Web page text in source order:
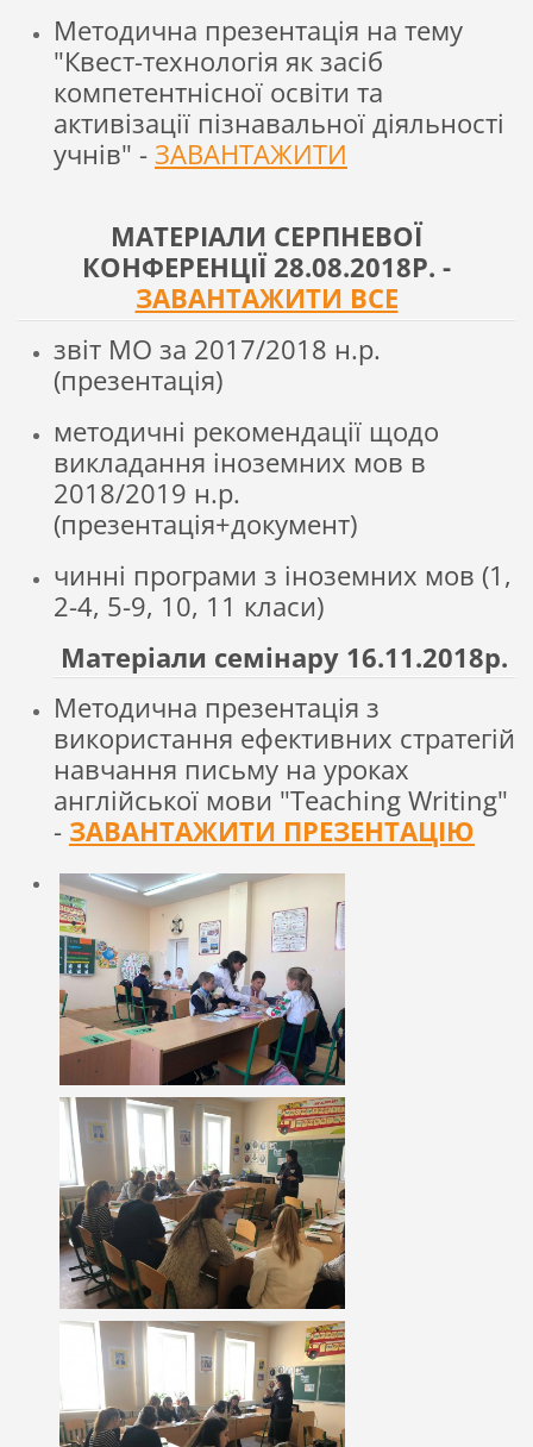
Методична презентація на тему
"Квест-технологія як засіб
компетентнісної освіти та
активізації пізнавальної діяльності
учнів" -ЗАВАНТАЖИТИ
МАТЕРІАЛИ СЕРПНЕВОЇ
КОНФЕРЕНЦІЇ 28.08.2018Р. -
ЗАВАНТАЖИТИ ВСЕ
звіт МО за 2017/2018 н.р.
(презентація)
методичні рекомендації щодо
викладання іноземних мов в
2018/2019 н.р.
(презентація+документ)
чинні програми з іноземних мов (1,
2-4, 5-9, 10, 11 класи)
Матеріали семінару 16.11.2018р.
Методична презентація з
використання ефективних стратегій
навчання письму на уроках
англійської мови "Teaching Writing"
- ЗАВАНТАЖИТИ ПРЕЗЕНТАЦІЮ